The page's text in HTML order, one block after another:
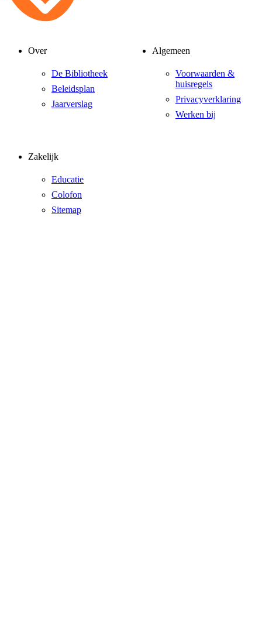
Over
De Bibliotheek
Beleidsplan
Jaarverslag
Algemeen
Voorwaarden &
huisregels
Privacyverklaring
Werken bij
Zakelijk
Educatie
Colofon
Sitemap